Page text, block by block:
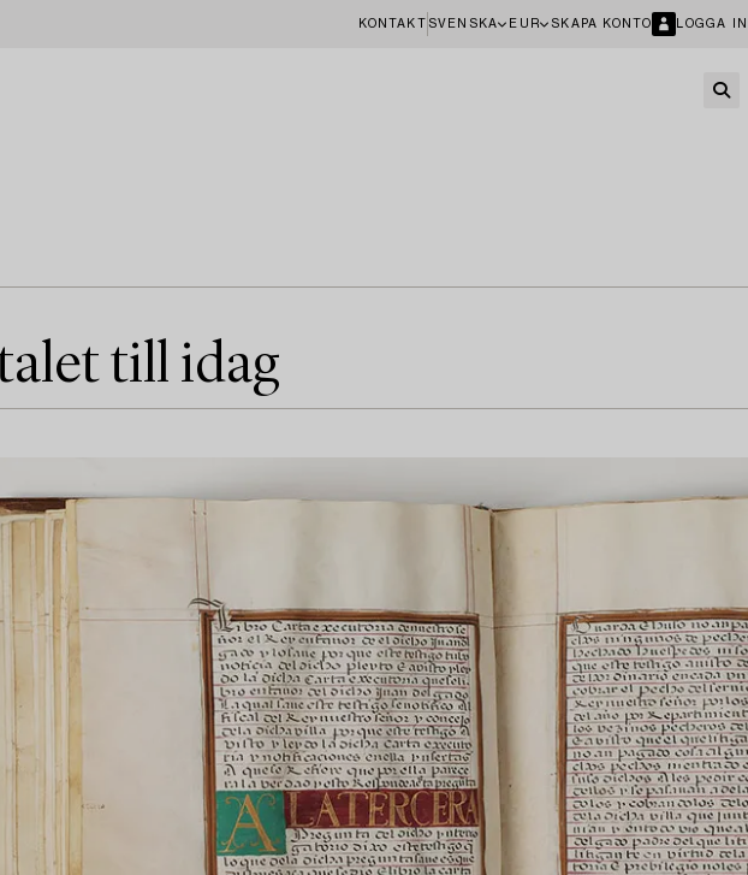
KONTAKT SVENSKA EUR SKAPA KONTO LOGGA IN
till idag